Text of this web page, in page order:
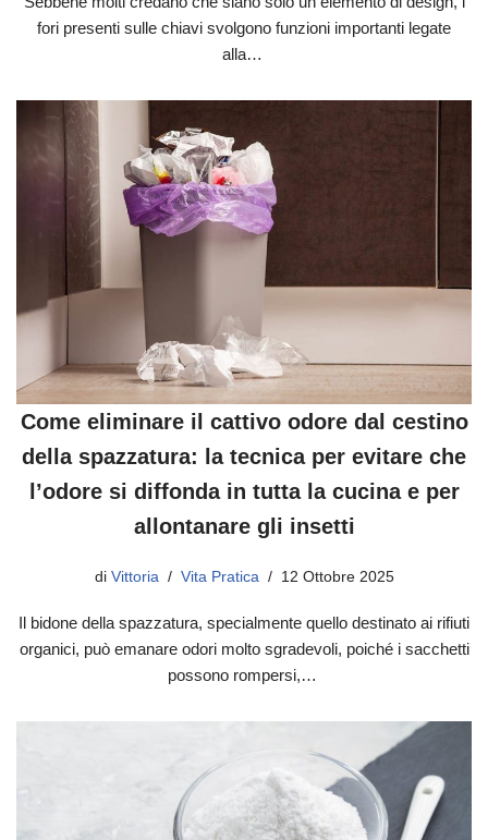
fori presenti sulle chiavi svolgono funzioni importanti legate
alla…
Come eliminare il cattivo odore dal cestino
della spazzatura: la tecnica per evitare che
l’odore si diffonda in tutta la cucina e per
allontanare gli insetti
di Vittoria Vita Pratica 12 Ottobre 2025
Il bidone della spazzatura, specialmente quello destinato ai rifiuti
organici, può emanare odori molto sgradevoli, poiché i sacchetti
possono rompersi,…